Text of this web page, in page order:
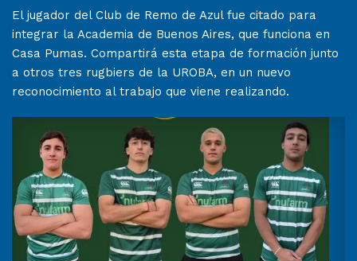
El jugador del Club de Remo de Azul fue citado para
integrar la Academia de Buenos Aires, que funciona en
Casa Pumas. Compartirá esta etapa de formación junto
a otros tres rugbiers de la UROBA, en un nuevo
reconocimiento al trabajo que viene realizando.